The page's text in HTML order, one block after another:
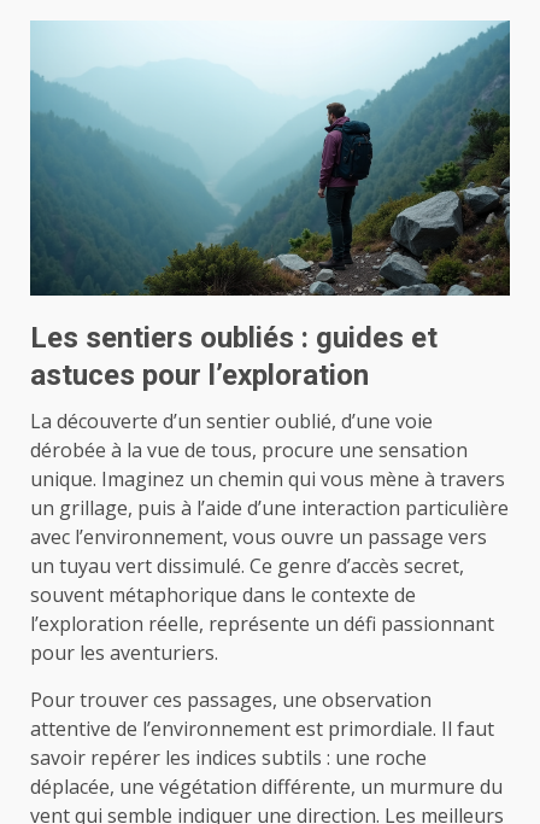
Les sentiers oubliés : guides et
astuces pour l’exploration
La découverte d’un sentier oublié, d’une voie
dérobée à la vue de tous, procure une sensation
unique. Imaginez un chemin qui vous mène à travers
un grillage, puis à l’aide d’une interaction particulière
avec l’environnement, vous ouvre un passage vers
un tuyau vert dissimulé. Ce genre d’accès secret,
souvent métaphorique dans le contexte de
l’exploration réelle, représente un défi passionnant
pour les aventuriers.
Pour trouver ces passages, une observation
attentive de l’environnement est primordiale. Il faut
savoir repérer les indices subtils : une roche
déplacée, une végétation différente, un murmure du
vent qui semble indiquer une direction. Les meilleurs